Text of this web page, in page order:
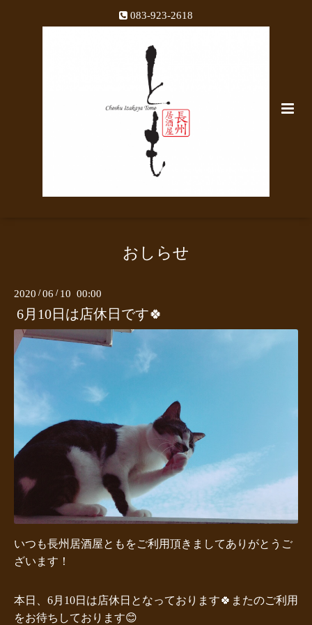
083-923-2618
おしらせ
2020 /06 / 10 00:00
6月10日は店休日です🍀
いつも長州居酒屋ともをご利用頂きましてありがとうご
ざいます！
本日、6月10日は店休日となっております🍀 またのご利用
をお待ちしております😊